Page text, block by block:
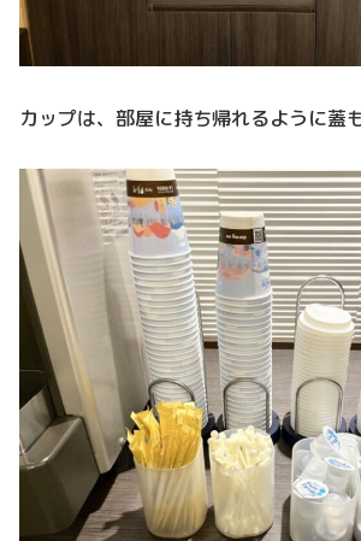
カップは、部屋に持ち帰れるように蓋